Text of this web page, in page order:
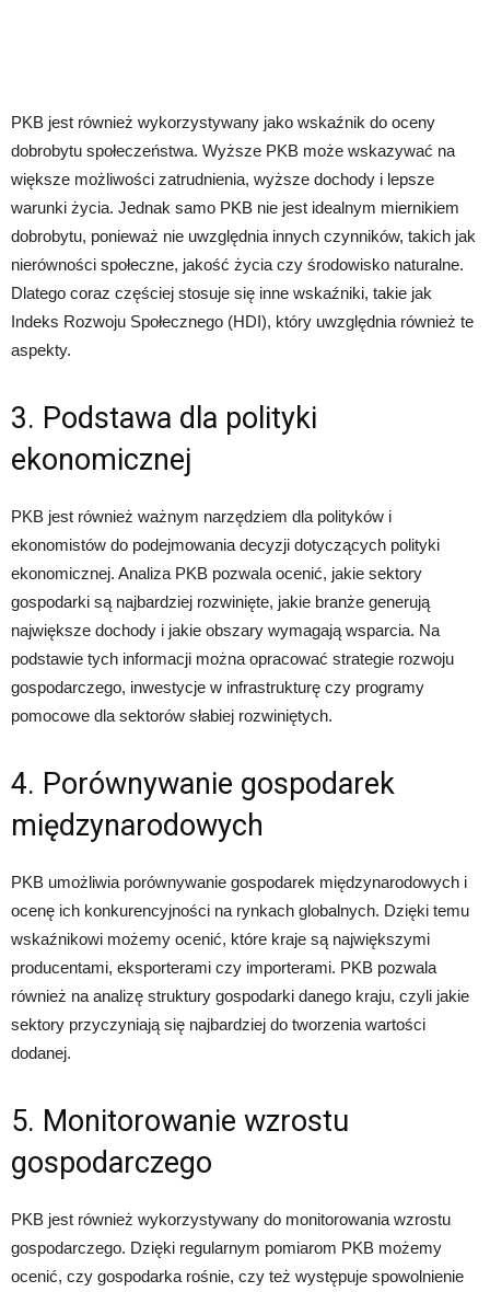
PKB jest również wykorzystywany jako wskaźnik do oceny
dobrobytu społeczeństwa. Wyższe PKB może wskazywać na
większe możliwości zatrudnienia, wyższe dochody i lepsze
warunki życia. Jednak samo PKB nie jest idealnym miernikiem
dobrobytu, ponieważ nie uwzględnia innych czynników, takich jak
nierówności społeczne, jakość życia czy środowisko naturalne.
Dlatego coraz częściej stosuje się inne wskaźniki, takie jak
Indeks Rozwoju Społecznego (HDI), który uwzględnia również te
aspekty.
3. Podstawa dla polityki
ekonomicznej
PKB jest również ważnym narzędziem dla polityków i
ekonomistów do podejmowania decyzji dotyczących polityki
ekonomicznej. Analiza PKB pozwala ocenić, jakie sektory
gospodarki są najbardziej rozwinięte, jakie branże generują
największe dochody i jakie obszary wymagają wsparcia. Na
podstawie tych informacji można opracować strategie rozwoju
gospodarczego, inwestycje w infrastrukturę czy programy
pomocowe dla sektorów słabiej rozwiniętych.
4. Porównywanie gospodarek
międzynarodowych
PKB umożliwia porównywanie gospodarek międzynarodowych i
ocenę ich konkurencyjności na rynkach globalnych. Dzięki temu
wskaźnikowi możemy ocenić, które kraje są największymi
producentami, eksporterami czy importerami. PKB pozwala
również na analizę struktury gospodarki danego kraju, czyli jakie
sektory przyczyniają się najbardziej do tworzenia wartości
dodanej.
5. Monitorowanie wzrostu
gospodarczego
PKB jest również wykorzystywany do monitorowania wzrostu
gospodarczego. Dzięki regularnym pomiarom PKB możemy
ocenić, czy gospodarka rośnie, czy też występuje spowolnienie